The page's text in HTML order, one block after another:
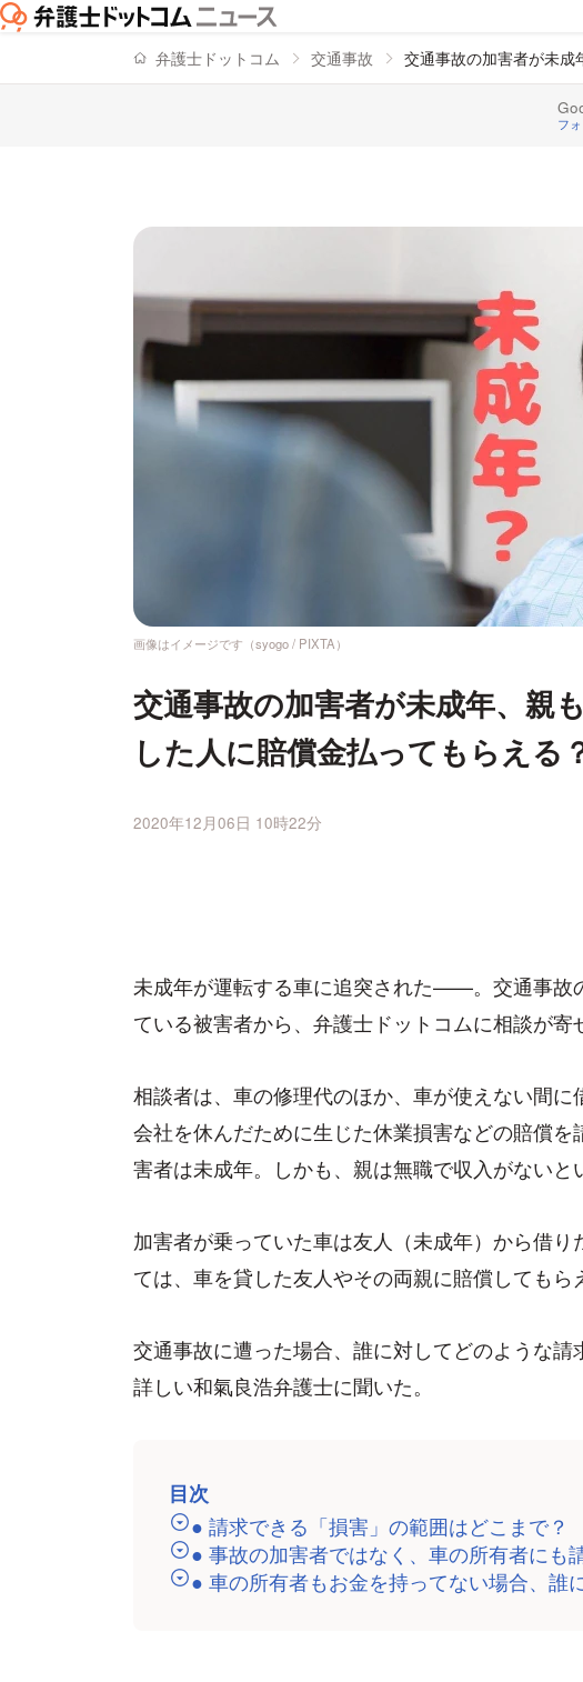
弁護士ドットコム 交通事故 交通事故の加害者が未
フ
画像はイメージです（syogo / PIXTA）
交通事故の加害者が未成年、親
した人に賠償金払ってもらえる
2020年12月06日 10時22分
未成年が運転する車に追突された——。交通事故
ている被害者から、弁護士ドットコムに相談が寄
相談者は、車の修理代のほか、車が使えない間に
会社を休んだために生じた休業損害などの賠償
害者は未成年。しかも、親は無職で収入がないと
加害者が乗っていた車は友人（未成年）から借
ては、車を貸した友人やその両親に賠償してもら
交通事故に遭った場合、誰に対してどのような
詳しい和氣良浩弁護士に聞いた。
目次
● 請求できる「損害」の範囲はどこまで？
● 事故の加害者ではなく、車の所有者にも
● 車の所有者もお金を持ってない場合、誰